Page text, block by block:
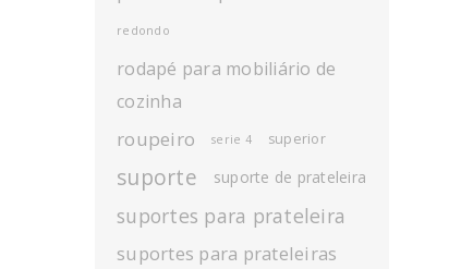
redondo
rodapé para mobiliário de
cozinha
roupeiro serie 4 superior
suporte suporte de prateleira
suportes para prateleira
suportes para prateleiras